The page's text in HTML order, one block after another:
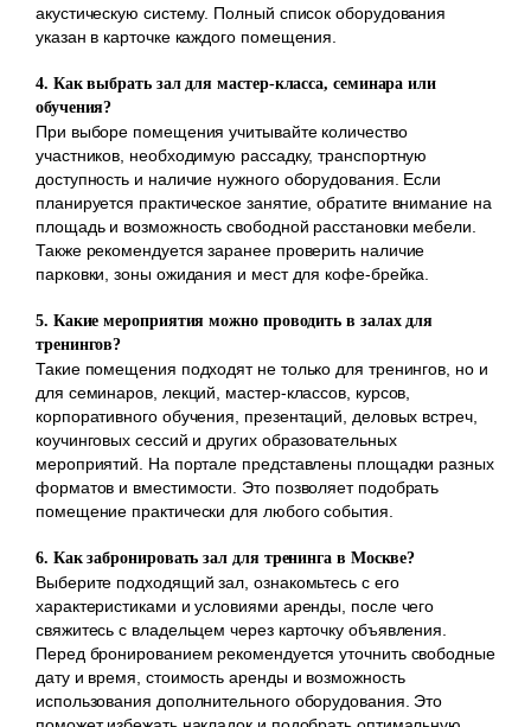
акустическую систему. Полный список оборудования
указан в карточке каждого помещения.
4. Как выбрать зал для мастер-класса, семинара или
обучения?
При выборе помещения учитывайте количество
участников, необходимую рассадку, транспортную
доступность и наличие нужного оборудования. Если
планируется практическое занятие, обратите внимание на
площадь и возможность свободной расстановки мебели.
Также рекомендуется заранее проверить наличие
парковки, зоны ожидания и мест для кофе-брейка.
5. Какие мероприятия можно проводить в залах для
тренингов?
Такие помещения подходят не только для тренингов, но и
для семинаров, лекций, мастер-классов, курсов,
корпоративного обучения, презентаций, деловых встреч,
коучинговых сессий и других образовательных
мероприятий. На портале представлены площадки разных
форматов и вместимости. Это позволяет подобрать
помещение практически для любого события.
6. Как забронировать зал для тренинга в Москве?
Выберите подходящий зал, ознакомьтесь с его
характеристиками и условиями аренды, после чего
свяжитесь с владельцем через карточку объявления.
Перед бронированием рекомендуется уточнить свободные
дату и время, стоимость аренды и возможность
использования дополнительного оборудования. Это